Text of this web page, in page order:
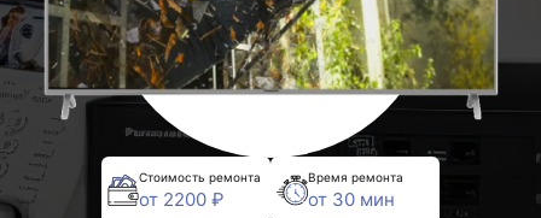
Стоимость ремонта
от 2200 ₽
Время ремонта
от 30 мин